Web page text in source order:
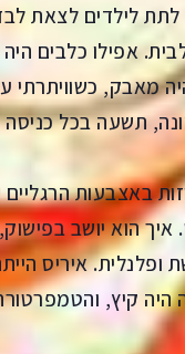
לילדים לצאת
אפילו כלבים
מאבק, כשוויתרתי
תשעה בכל כניסה
באצבעות
איך הוא יושב
איריס
קיץ,